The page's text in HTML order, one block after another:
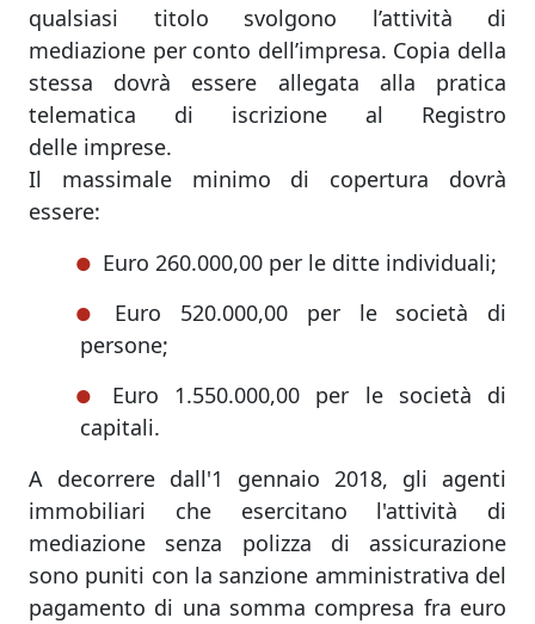
qualsiasi titolo svolgono l’attività di
mediazione per conto dell’impresa. Copia della
stessa dovrà essere allegata alla pratica
telematica di iscrizione al Registro
delle imprese.
Il massimale minimo di copertura dovrà
essere:
Euro 260.000,00 per le ditte individuali;
Euro 520.000,00 per le società di
persone;
Euro 1.550.000,00 per le società di
capitali.
A decorrere dall'1 gennaio 2018, gli agenti
immobiliari che esercitano l'attività di
mediazione senza polizza di assicurazione
sono puniti con la sanzione amministrativa del
pagamento di una somma compresa fra euro